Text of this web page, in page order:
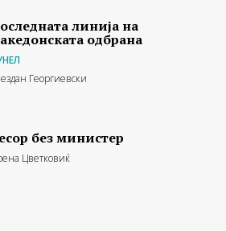
линија на
одбрана
Георгиевски
без министер
Цветковиќ